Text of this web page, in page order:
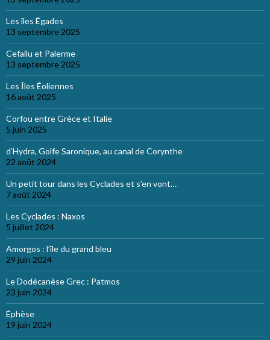
Les îles Égades
13 septembre 2025
Cefallu et Palerme
13 septembre 2025
Les Îles Éoliennes
16 août 2025
Corfou entre Grèce et Italie
5 juin 2025
d’Hydra, Golfe Saronique, au canal de Corynthe
22 août 2024
Un petit tour dans les Cyclades et s’en vont…
7 août 2024
Les Cyclades : Naxos
5 juillet 2024
Amorgos : l’île du grand bleu
29 juin 2024
Le Dodécanèse Grec : Patmos
23 juin 2024
Éphèse
19 juin 2024